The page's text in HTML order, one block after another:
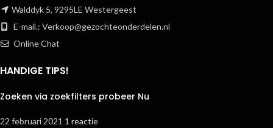
Walddyk 5, 9295LE Westergeest
E-mail.: Verkoop@gezochteonderdelen.nl
Online Chat
HANDIGE TIPS!
Zoeken via zoekfilters probeer Nu
22 februari 2021 1 reactie